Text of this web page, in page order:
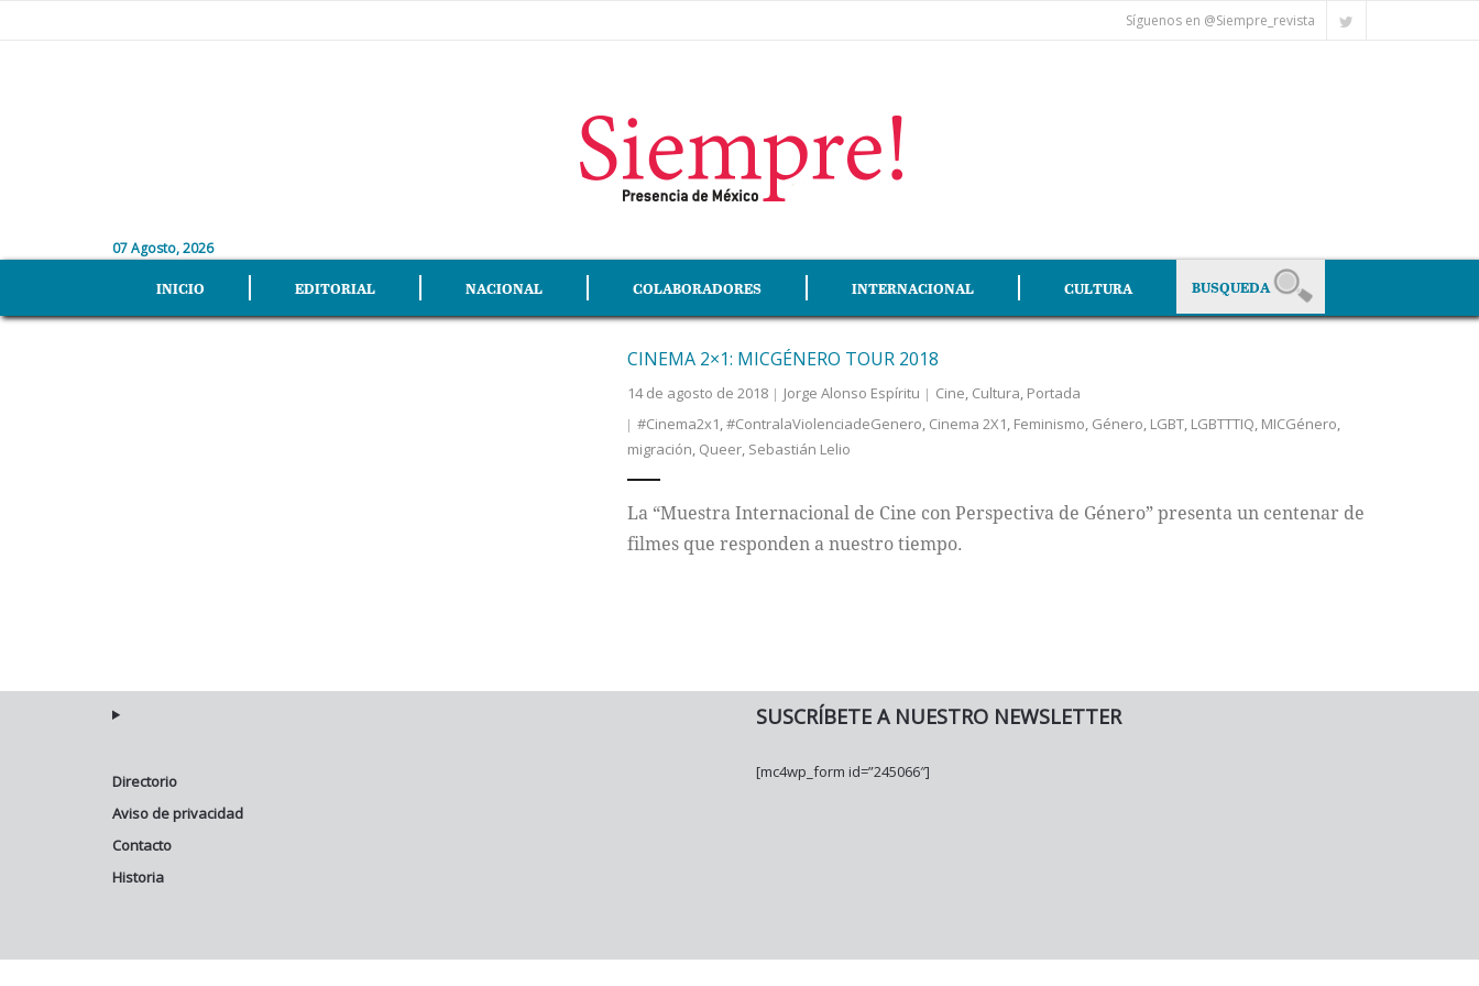
Síguenos en @Siempre_revista
07 Agosto, 2026
INICIO EDITORIAL NACIONAL COLABORADORES INTERNACIONAL CULTURA
CINEMA 2×1: MICGÉNERO TOUR 2018
14 de agosto de 2018 Jorge Alonso Espíritu Cine, Cultura, Portada
#Cinema2x1,#ContralaViolenciadeGenero, Cinema 2X1, Feminismo, Género, LGBT, LGBTTTIQ, MICGénero,
migración, Queer, Sebastián Lelio
La “Muestra Internacional de Cine con Perspectiva de Género” presenta un centenar de
filmes que responden a nuestro tiempo.
Directorio
Aviso de privacidad
Contacto
Historia
SUSCRÍBETE A NUESTRO NEWSLETTER
[mc4wp_form id=”245066″]